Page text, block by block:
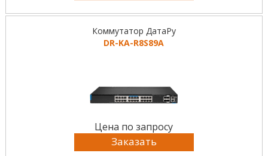
Коммутатор ДатаРу
DR-KА-R8S89A
Цена по запросу
Заказать